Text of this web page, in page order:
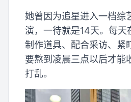
她曾因为追星进入一档综
演，一待就是14天。每天
制作道具、配合采访、紧
要熬到凌晨三点以后才能
打乱。